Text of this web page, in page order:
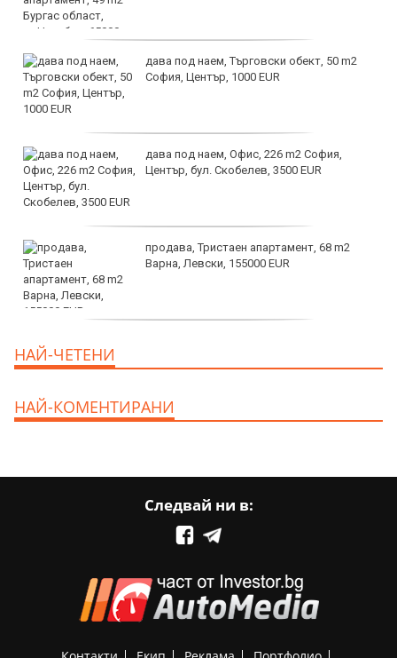
дава под наем, Търговски обект, 50 m2
София, Център, 1000 EUR
дава под наем, Офис, 226 m2 София,
Център, бул. Скобелев, 3500 EUR
продава, Тристаен апартамент, 68 m2
Варна, Левски, 155000 EUR
НАЙ-ЧЕТЕНИ
НАЙ-КОМЕНТИРАНИ
Следвай ни в: